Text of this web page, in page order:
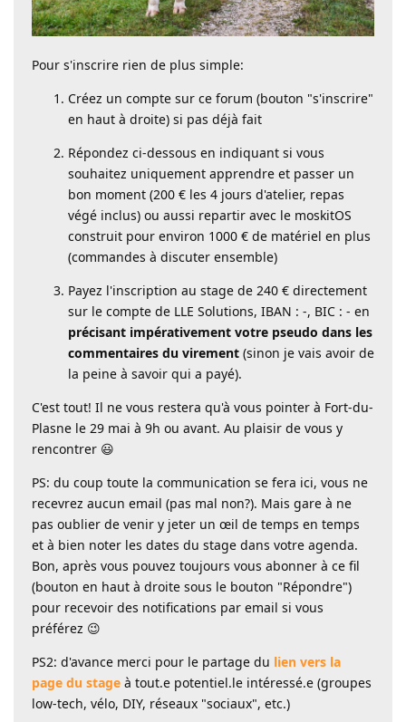
Pour s'inscrire rien de plus simple:
Créez un compte sur ce forum (bouton "s'inscrire"
en haut à droite) si pas déjà fait
Répondez ci-dessous en indiquant si vous
souhaitez uniquement apprendre et passer un
bon moment (200 € les 4 jours d'atelier, repas
végé inclus) ou aussi repartir avec le moskitOS
construit pour environ 1000 € de matériel en plus
(commandes à discuter ensemble)
Payez l'inscription au stage de 240 € directement
sur le compte de LLE Solutions, IBAN : -, BIC : - en
précisant impérativement votre pseudo dans les
commentaires du virement (sinon je vais avoir de
la peine à savoir qui a payé).
C'est tout! Il ne vous restera qu'à vous pointer à Fort-du-
Plasne le 29 mai à 9h ou avant. Au plaisir de vous y
rencontrer 😃
PS: du coup toute la communication se fera ici, vous ne
recevrez aucun email (pas mal non?). Mais gare à ne
pas oublier de venir y jeter un œil de temps en temps
et à bien noter les dates du stage dans votre agenda.
Bon, après vous pouvez toujours vous abonner à ce fil
(bouton en haut à droite sous le bouton "Répondre")
pour recevoir des notifications par email si vous
préférez 😉
PS2: d'avance merci pour le partage du lien vers la
page du stage à tout.e potentiel.le intéressé.e (groupes
low-tech, vélo, DIY, réseaux "sociaux", etc.)